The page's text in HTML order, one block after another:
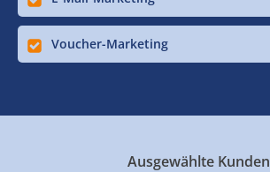
Voucher-Marketing
Ausgewählte Kunden